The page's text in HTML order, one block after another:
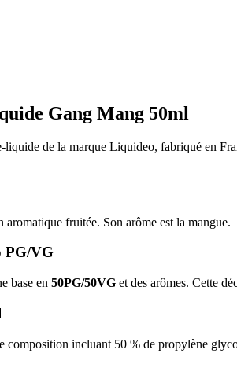
Gang Mang 50ml
de la marque Liquideo, fabriqué en
fruitée. Son arôme est la mangue.
PG/VG
base en 50PG/50VG et des arômes. Cette
incluant 50 % de propylène